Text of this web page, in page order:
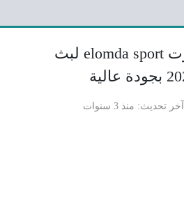
موقع العمدة سبورت elomda sport لبث
آخر تحديث منذ 3 سنوات